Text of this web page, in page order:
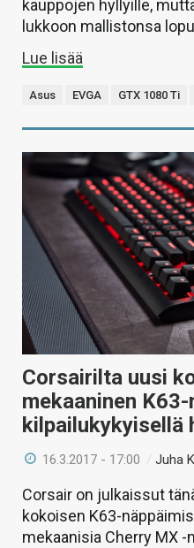
kauppojen hyllyille,
lukkoon mallistonsa
Lue lisää
Asus EVGA GTX 1080 Ti
Corsairilta uusi
mekaaninen
kilpailukykyisellä
16.3.2017 - 17:00 /Juha
Corsair on julkaissut
kokoisen K63-
mekaanisia Cherry MX -